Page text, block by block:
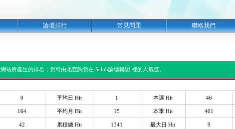
論壇排行 常見問題 聯絡我們
站所產生的排名；您可由此查詢您在 Sclub論壇聯盟 裡的人氣值。
0 平均日 Hit 1 本週 Hit 46
164 平均月 Hit 15 本季 Hit 401
42 累積總 Hit 1341 最大日 Hit 9